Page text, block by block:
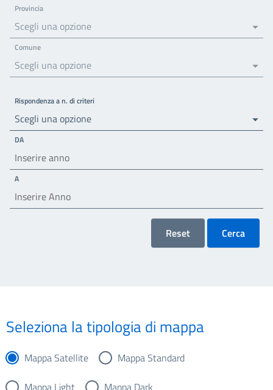
Provincia
Scegli una opzione
Comune
Scegli una opzione
Rispondenza a n. di criteri
Scegli una opzione
DA
A
Reset Cerca
Seleziona la tipologia di mappa
Mappa Satellite
Mappa Standard
Mappa Light
Mappa Dark